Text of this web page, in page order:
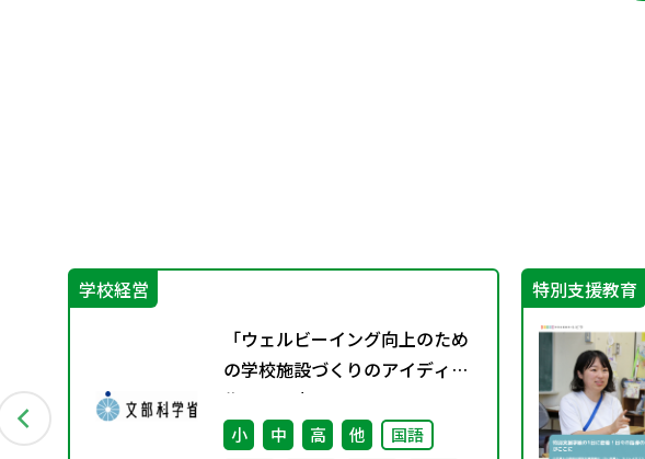
学校経営
「ウェルビーイング向上のため
の学校施設づくりのアイディア
集」の公表について
小 中 高 他
国語
特別支援教育